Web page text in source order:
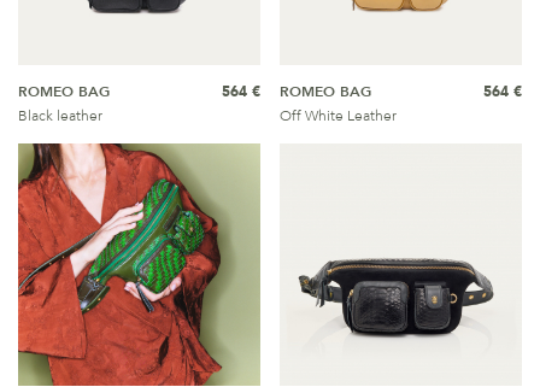
ROMEO BAG
Black leather
564 €
ROMEO BAG
Off White Leather
564 €